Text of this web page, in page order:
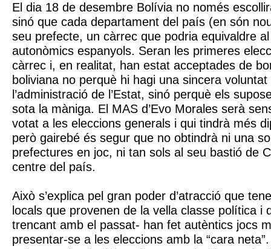
El dia 18 de desembre Bolívia no només
sinó que cada departament del país (en són
seu prefecte, un càrrec que podria equivaldre
autonòmics espanyols. Seran les primeres
càrrec i, en realitat, han estat acceptades de
boliviana no perquè hi hagi una sincera
l’administració de l’Estat, sinó perquè els
sota la màniga. El MAS d’Evo Morales serà
votat a les eleccions generals i qui tindrà més
però gairebé és segur que no obtindrà ni una
prefectures en joc, ni tan sols al seu bastió de
centre del país.
Això s’explica pel gran poder d’atracció que
locals que provenen de la vella classe política i
trencant amb el passat- han fet autèntics jocs
presentar-se a les eleccions amb la “cara